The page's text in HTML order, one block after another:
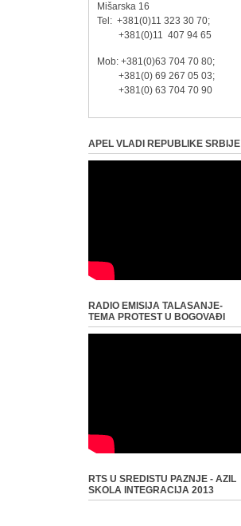
Mišarska 16
Tel: +381(0)11 323 30 70;
+381(0)11 407 94 65
Mob: +381(0)63 704 70 80;
+381(0) 69 267 05 03;
+381(0) 63 704 70 90
APEL VLADI REPUBLIKE SRBIJE
RADIO EMISIJA TALASANJE-
TEMA PROTEST U BOGOVAĐI
RTS U SREDISTU PAZNJE - AZIL
SKOLA INTEGRACIJA 2013